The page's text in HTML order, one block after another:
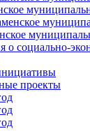
о социально-
проекты